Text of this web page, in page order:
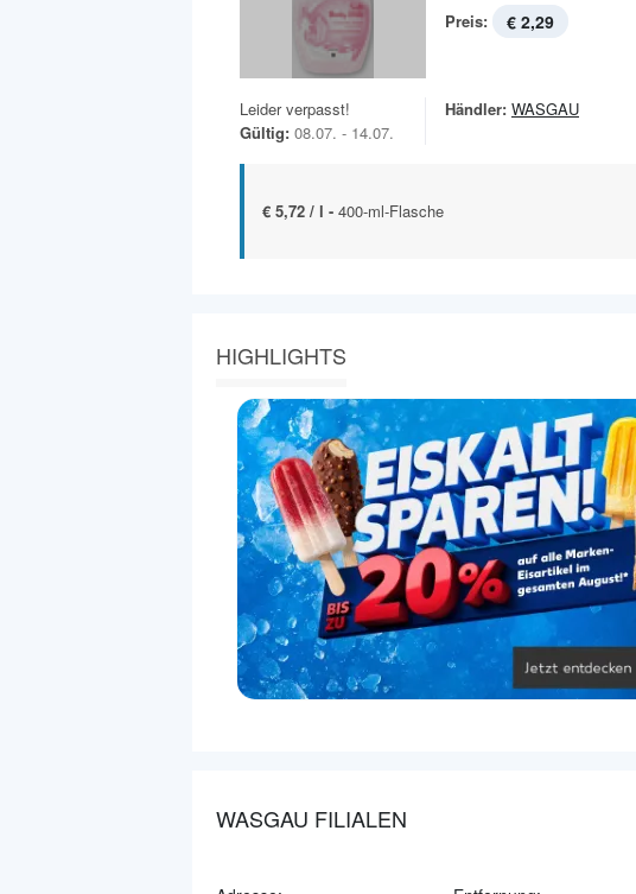
Preis: € 2,29
Leider verpasst!
Gültig: 08.07. - 14.07.
Händler: WASGAU
€ 5,72 / l - 400-ml-Flasche
HIGHLIGHTS
WASGAU FILIALEN